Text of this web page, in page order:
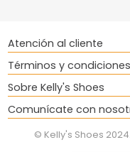
Atención al cliente
Términos y condiciones
Sobre Kelly's Shoes
Comunícate con
© Kelly's Shoes